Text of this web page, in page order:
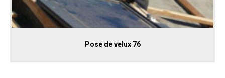
Pose de velux 76